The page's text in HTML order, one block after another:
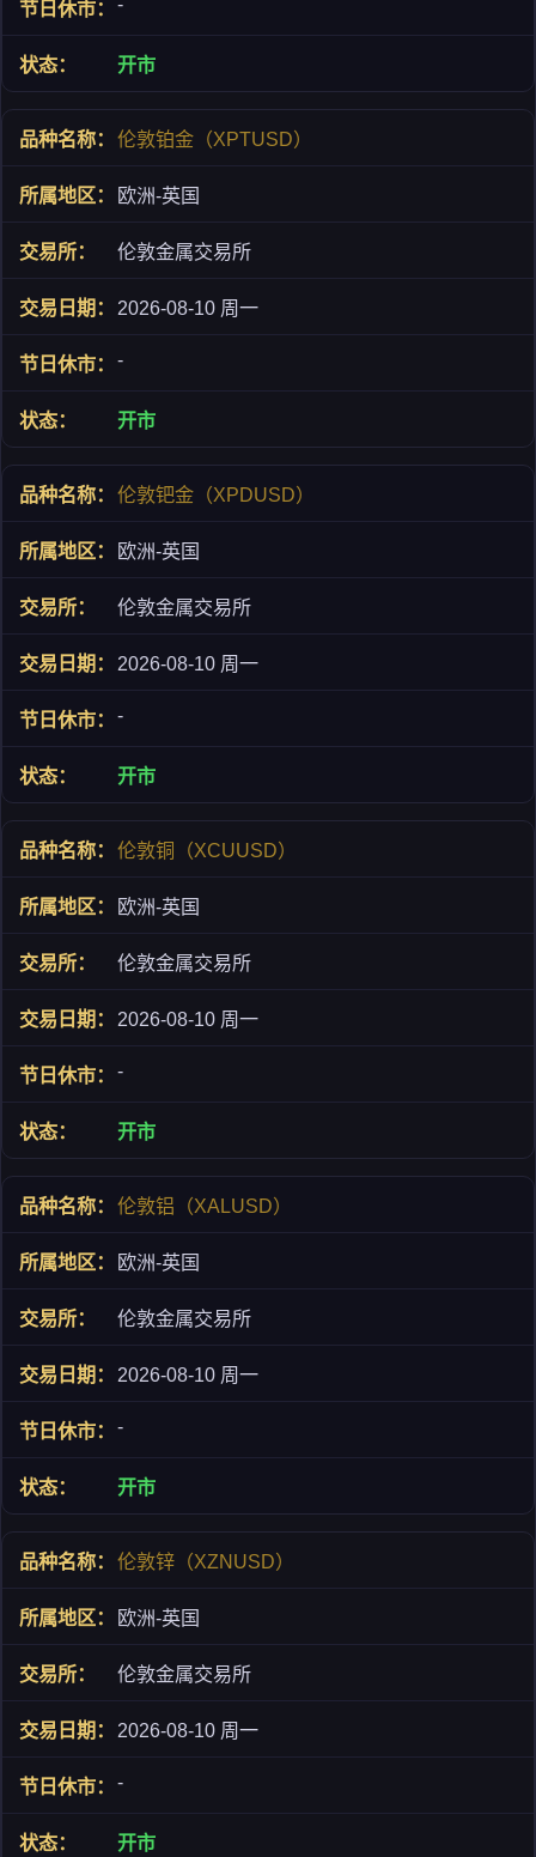
开市
伦敦铂金（XPTUSD）
欧洲-英国
伦敦金属交易所
2026-08-10 周一
-
开市
伦敦钯金（XPDUSD）
欧洲-英国
伦敦金属交易所
2026-08-10 周一
-
开市
伦敦铜（XCUUSD）
欧洲-英国
伦敦金属交易所
2026-08-10 周一
-
开市
伦敦铝（XALUSD）
欧洲-英国
伦敦金属交易所
2026-08-10 周一
-
开市
伦敦锌（XZNUSD）
欧洲-英国
伦敦金属交易所
2026-08-10 周一
-
开市